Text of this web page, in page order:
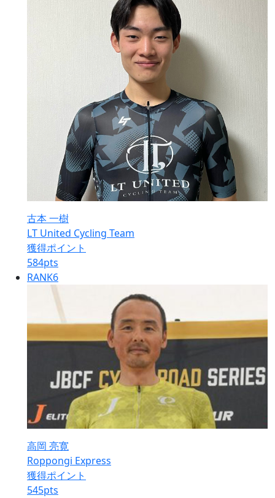
古本 一樹
LT United Cycling Team
獲得ポイント
584pts
RANK6
高岡 亮寛
Roppongi Express
獲得ポイント
545pts